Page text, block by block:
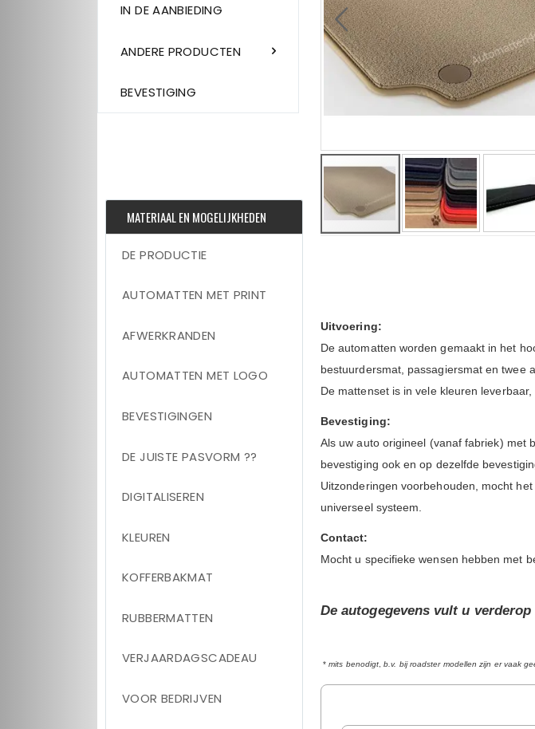
IN DE AANBIEDING
ANDERE PRODUCTEN
BEVESTIGING
gallery
Uitvoering:
De automatten worden gemaakt in het
bestuurdersmat, passagiersmat en twee
De mattenset is in vele kleuren
Bevestiging:
Als uw auto origineel (vanaf fabriek) met
bevestiging ook en op dezelfde
Uitzonderingen voorbehouden, mocht
universeel systeem.
Contact:
Mocht u specifieke wensen hebben met
De autogegevens vult u
*mits benodigt ,b.v. bij roadster modellen zijn er vaak
MATERIAAL EN MOGELIJKHEDEN
DE PRODUCTIE
AUTOMATTEN MET PRINT
AFWERKRANDEN
AUTOMATTEN MET LOGO
BEVESTIGINGEN
DE JUISTE PASVORM ??
DIGITALISEREN
KLEUREN
KOFFERBAKMAT
RUBBERMATTEN
VERJAARDAGSCADEAU
VOOR BEDRIJVEN